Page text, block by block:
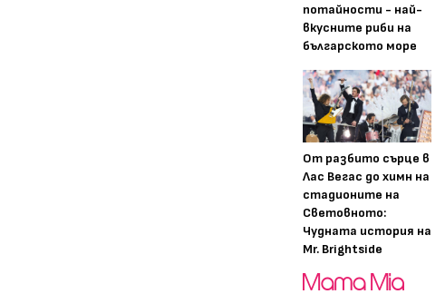
потайности - най-
вкусните риби на
българското море
От разбито сърце в
Лас Вегас до химн на
стадионите на
Световното:
Чудната история на
Mr. Brightside